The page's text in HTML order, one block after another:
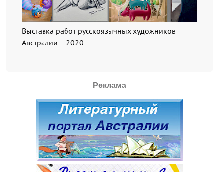
Выставка работ русскоязычных художников
Австралии – 2020
Реклама